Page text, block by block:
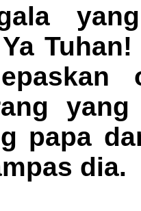
papa
dia.